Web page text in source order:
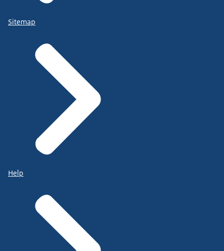
Sitemap
Help